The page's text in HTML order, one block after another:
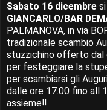
Sabato 16 dicembre
GIANCARLO/BAR
PALMANOVA, in via
tradizionale scambio
stuzzichino offerto dal
per festeggiare la
per scambiarsi gli
dalle ore 17.00 fino all
assieme!!